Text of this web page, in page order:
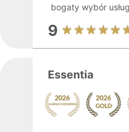
bogaty wybór
9
Essentia